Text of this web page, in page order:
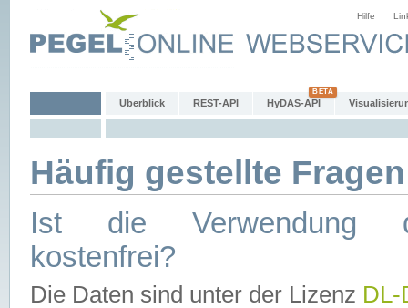
Hilfe
Überblick REST-API HyDAS-API
Häufig gestellte
Ist die Verwendung
kostenfrei?
Die Daten sind unter der Lizenz